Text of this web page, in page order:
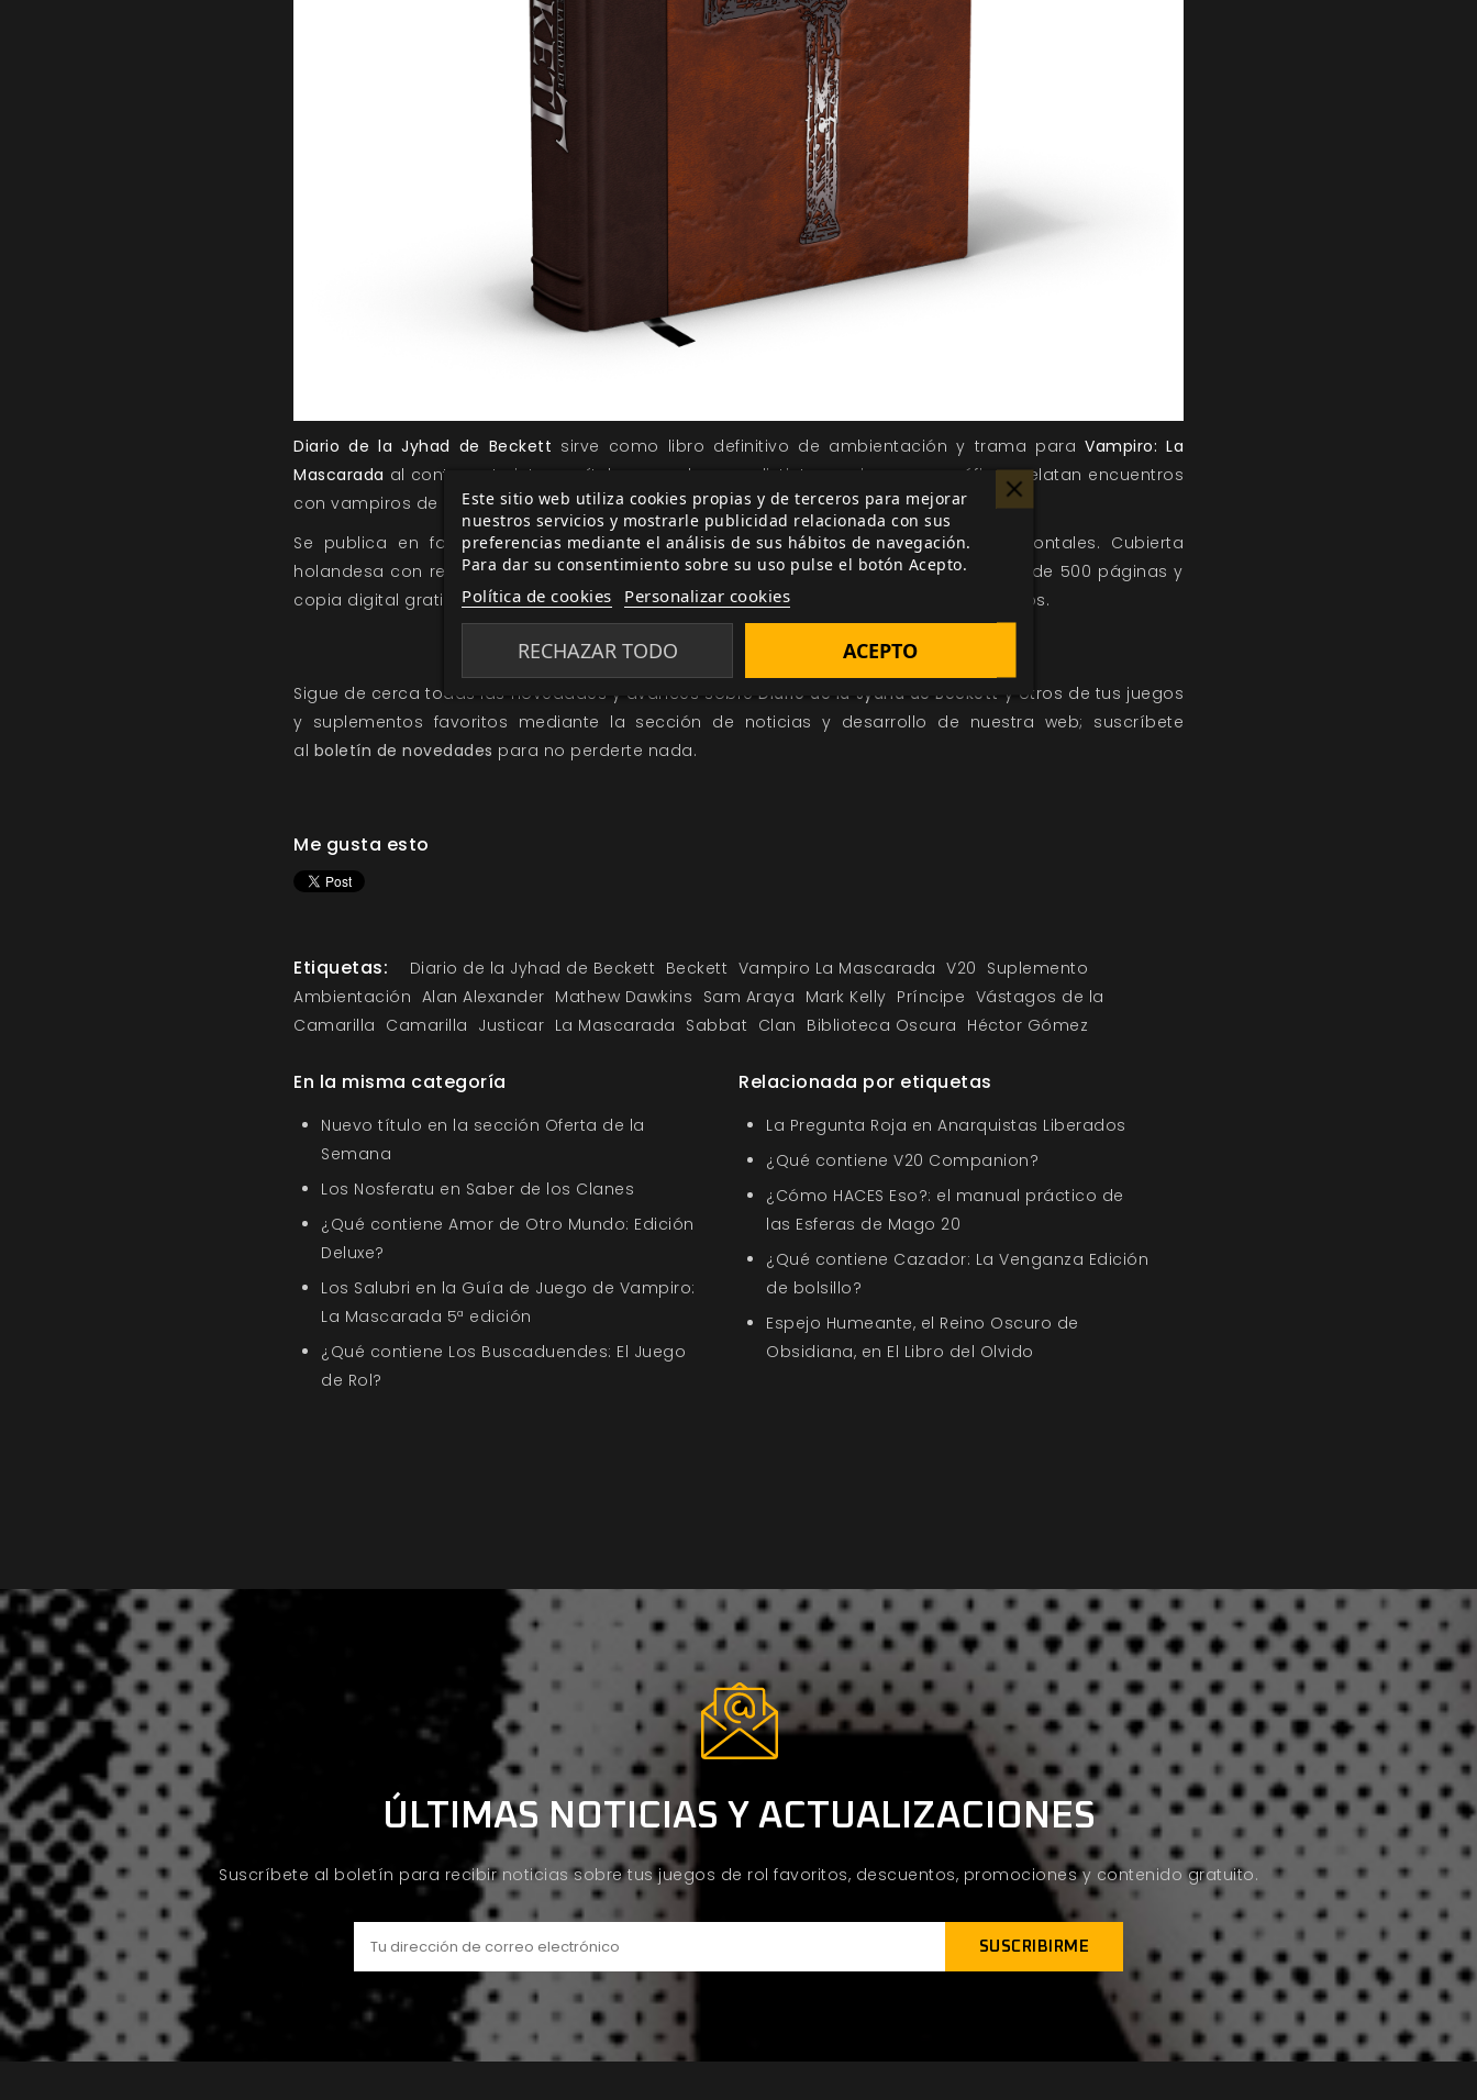
Diario de la Jyhad de Beckett sirve como libro definitivo de ambientación y trama para Vampiro: La
Mascarada al contener treinta capítulos que abarcan distintas regiones geográficas, relatan encuentros
con vampiros de cada Clan.
Se publica en formato cartoné (tapa dura), lomo redondeado con nervios horizontales. Cubierta
holandesa con relieve y estampados en plata. Punto de lectura de seda negra. Más de 500 páginas y
copia digital gratis para una edición digna de los secretos más ocultos de los Vampiros.
RESERVA YA TU EJEMPLAR
Sigue de cerca todas las novedades y avances sobreDiario de la Jyahd de Beckett y otros de tus juegos
y suplementos favoritos mediante la sección de noticias y desarrollo de nuestra web; suscríbete
al boletín de novedades para no perderte nada.
Me gusta esto
Etiquetas: Diario de la Jyhad de Beckett Beckett Vampiro La Mascarada V20 Suplemento
Ambientación Alan Alexander Mathew Dawkins Sam Araya Mark Kelly Príncipe Vástagos de la
Camarilla Camarilla Justicar La Mascarada Sabbat Clan Biblioteca Oscura Héctor Gómez
En la misma categoría
Nuevo título en la sección Oferta de la
Semana
Los Nosferatu en Saber de los Clanes
¿Qué contiene Amor de Otro Mundo: Edición
Deluxe?
Los Salubri en la Guía de Juego de Vampiro:
La Mascarada 5ª edición
¿Qué contiene Los Buscaduendes: El Juego
de Rol?
Relacionada por etiquetas
La Pregunta Roja en Anarquistas Liberados
¿Qué contiene V20 Companion?
¿Cómo HACES Eso?: el manual práctico de
las Esferas de Mago 20
¿Qué contiene Cazador: La Venganza Edición
de bolsillo?
Espejo Humeante, el Reino Oscuro de
Obsidiana, en El Libro del Olvido
ÚLTIMAS NOTICIAS Y ACTUALIZACIONES
Suscríbete al boletín para recibir noticias sobre tus juegos de rol favoritos, descuentos, promociones y contenido gratuito.
Este sitio web utiliza cookies propias y de terceros para mejorar
nuestros servicios y mostrarle publicidad relacionada con sus
preferencias mediante el análisis de sus hábitos de navegación.
Para dar su consentimiento sobre su uso pulse el botón Acepto.
Política de cookies Personalizar cookies
RECHAZAR TODO ACEPTO